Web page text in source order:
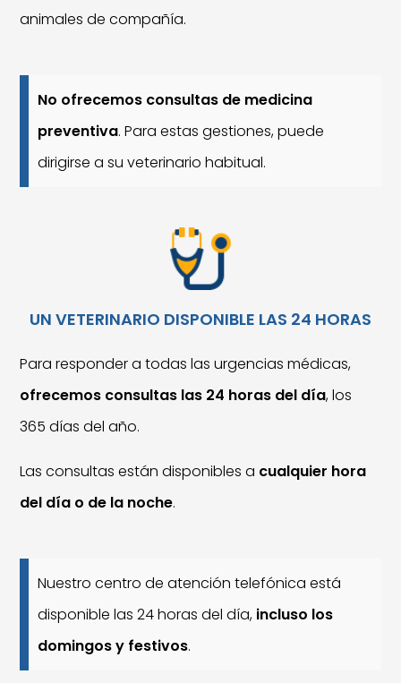
animales de compañía.
No ofrecemos consultas de medicina
preventiva. Para estas gestiones, puede
dirigirse a su veterinario habitual.
UN VETERINARIO DISPONIBLE LAS 24 HORAS
Para responder a todas las urgencias médicas,
ofrecemos consultas las 24 horas del día, los
365 días del año.
Las consultas están disponibles a cualquier hora
del día o de la noche.
Nuestro centro de atención telefónica está
disponible las 24 horas del día, incluso los
domingos y festivos.